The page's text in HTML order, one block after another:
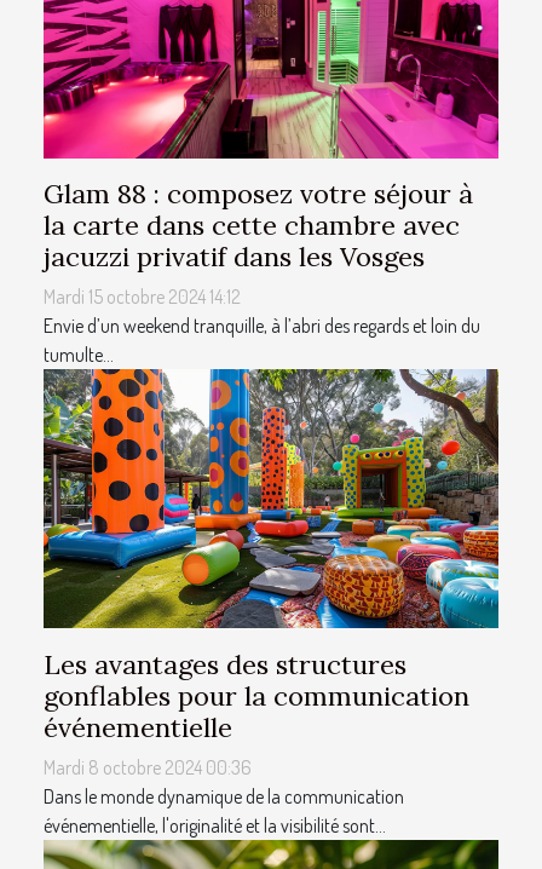
Glam 88 : composez votre séjour à
la carte dans cette chambre avec
jacuzzi privatif dans les Vosges
Mardi 15 octobre 2024 14:12
Envie d’un weekend tranquille, à l’abri des regards et loin du
tumulte...
Les avantages des structures
gonflables pour la communication
événementielle
Mardi 8 octobre 2024 00:36
Dans le monde dynamique de la communication
événementielle, l'originalité et la visibilité sont...